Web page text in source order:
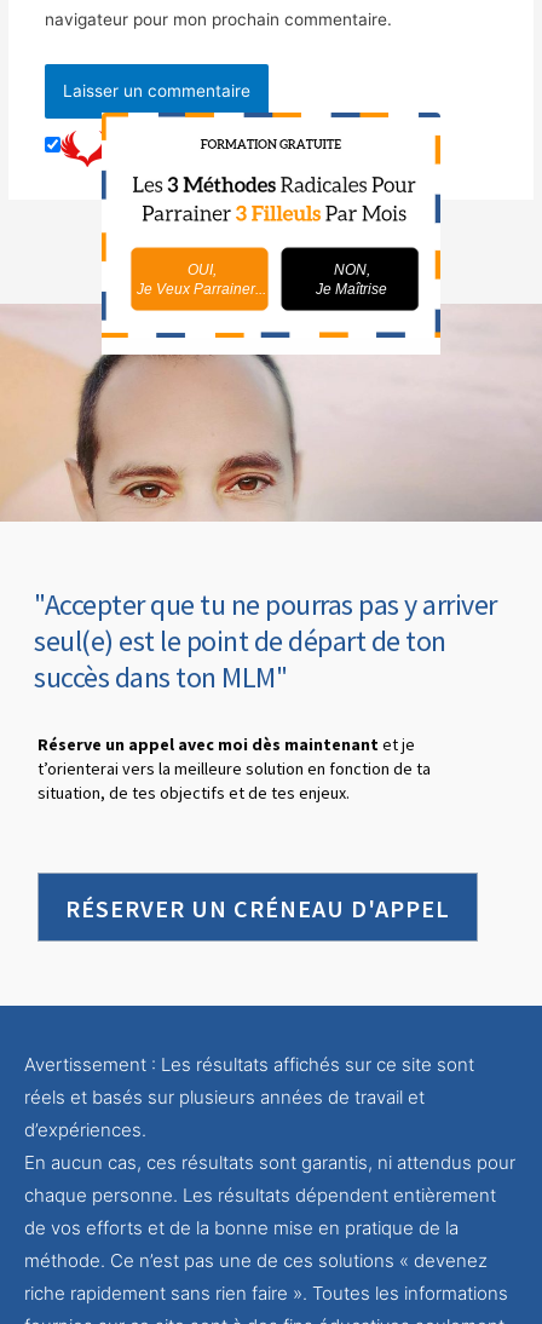
navigateur pour mon prochain commentaire.
"Accepter que tu ne pourras pas y arriver
seul(e) est le point de départ de ton
succès dans ton MLM"
Réserve un appel avec moi dès maintenantet je
t’orienterai vers la meilleure solution en fonction de ta
situation, de tes objectifs et de tes enjeux.
RÉSERVER UN CRÉNEAU D'APPEL
Avertissement : Les résultats affichés sur ce site sont
réels et basés sur plusieurs années de travail et
d’expériences.
En aucun cas, ces résultats sont garantis, ni attendus pour
chaque personne. Les résultats dépendent entièrement
de vos efforts et de la bonne mise en pratique de la
méthode. Ce n’est pas une de ces solutions « devenez
riche rapidement sans rien faire ». Toutes les informations
OUI,
Je Veux Parrainer...
NON,
Je Maîtrise